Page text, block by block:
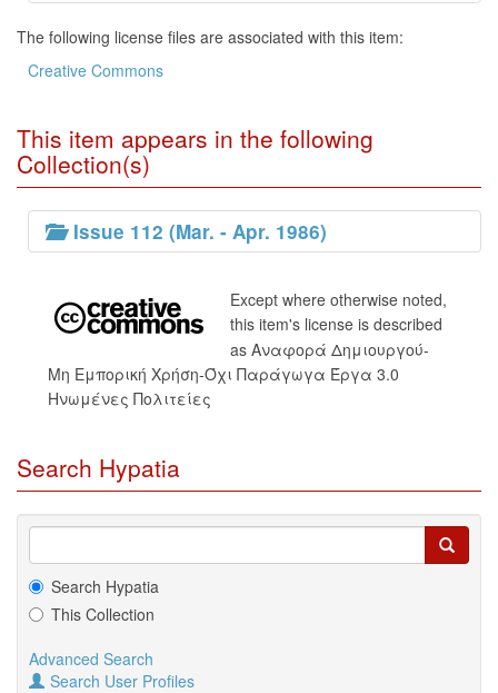
The following license files are associated with this item:
Creative Commons
This item appears in the following
Collection(s)
Issue 112 (Mar. - Apr. 1986)
Except where otherwise noted,
this item's license is described
as Αναφορά Δημιουργού-
Μη Εμπορική Χρήση-Όχι Παράγωγα Έργα 3.0
Ηνωμένες Πολιτείες
Search Hypatia
Search Hypatia
This Collection
Advanced Search
Search User Profiles